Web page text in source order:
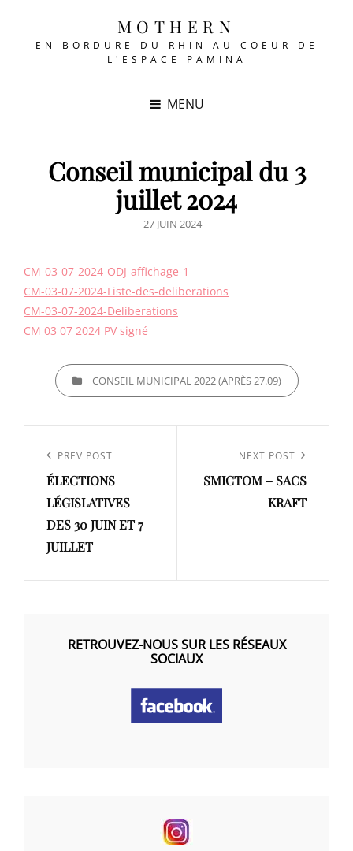
MOTHERN
EN BORDURE DU RHIN AU COEUR DE
L'ESPACE PAMINA
MENU
Conseil municipal du 3
juillet 2024
POSTED
27 JUIN 2024
CM-03-07-2024-ODJ-affichage-1
CM-03-07-2024-Liste-des-deliberations
CM-03-07-2024-Deliberations
CM 03 07 2024 PV signé
CATEGORIESCONSEIL MUNICIPAL 2022 (APRÈS 27.09)
l’article
Previous
Post
PREV POST
ÉLECTIONS
LÉGISLATIVES
DES 30 JUIN ET 7
JUILLET
Post
NEXT POST
SMICTOM – SACS
KRAFT
RETROUVEZ-NOUS SUR LES RÉSEAUX
SOCIAUX